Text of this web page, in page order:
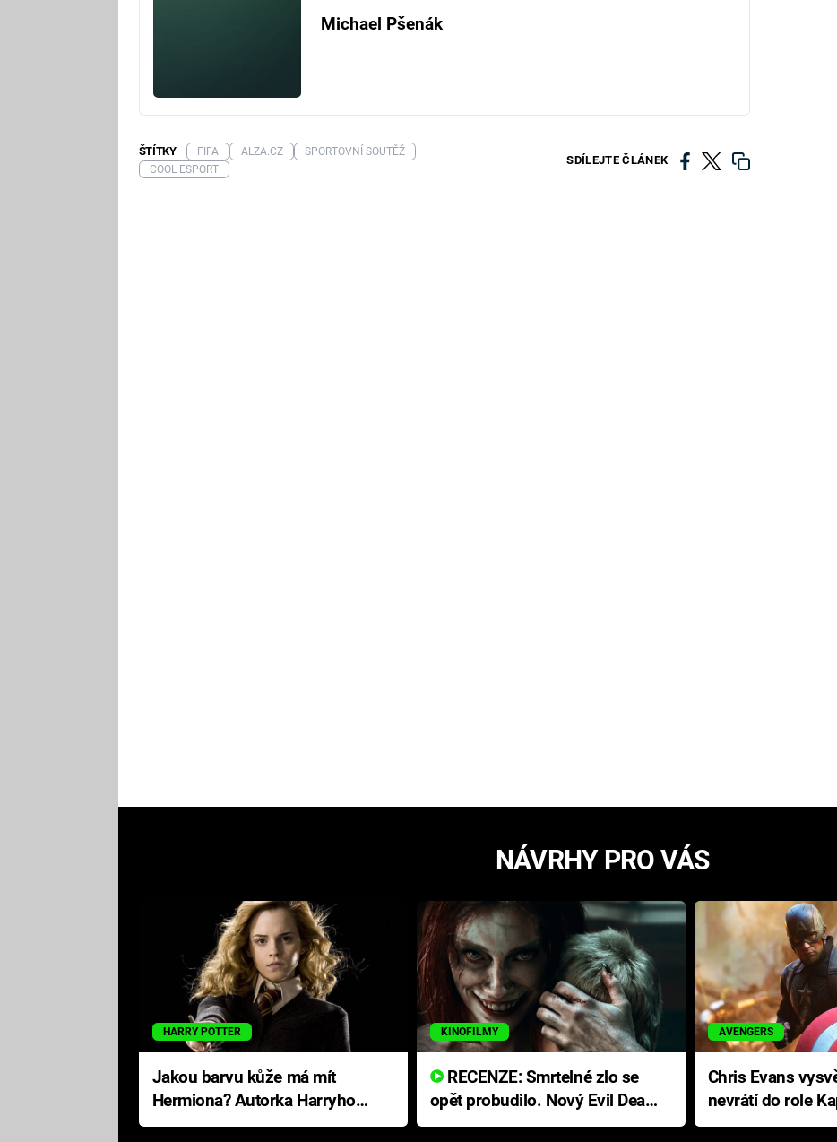
Michael Pšenák
SDÍLEJTE ČLÁNEK
ŠTÍTKY FIFA ALZA.CZ
SPORTOVNÍ SOUTĚŽ
COOL ESPORT
NÁVRHY PRO VÁS
HARRY POTTER
Jakou barvu kůže má mít
Hermiona? Autorka Harryho
Pottera přišla s ráznou
KINOFILMY
RECENZE: Smrtelné zlo se
opět probudilo. Nový Evil Dead
přichází s neodolatelnou
AVENGERS
Chris Evans
nevrátí do role
Ameriky